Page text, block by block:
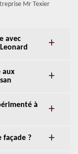
Mr Texier
avec
aux
à
façade ?